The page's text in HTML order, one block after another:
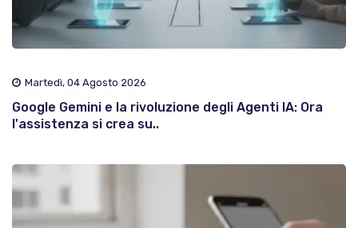
Martedì, 04 Agosto 2026
Google Gemini e la rivoluzione degli Agenti IA: Ora
l'assistenza si crea su..